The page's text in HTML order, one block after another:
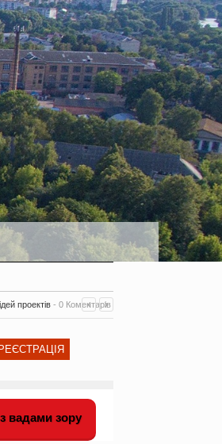
проектів - 0 Коментарів
РЕЄСТРАЦІЯ
вадами зору